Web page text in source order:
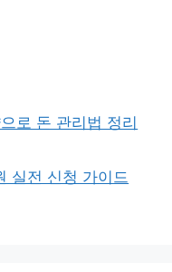
로 돈 관리법 정리
실전 신청 가이드